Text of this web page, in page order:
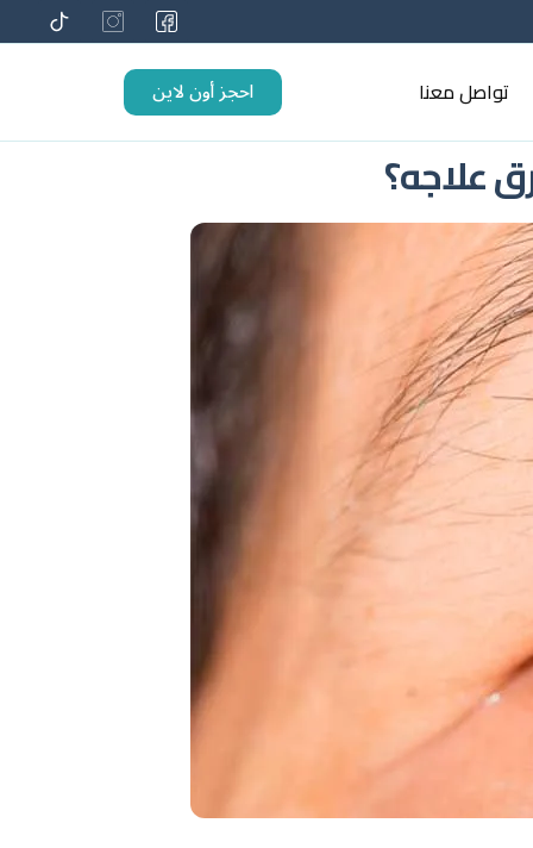
تواصل معنا احجز أون لاين
علاجه؟